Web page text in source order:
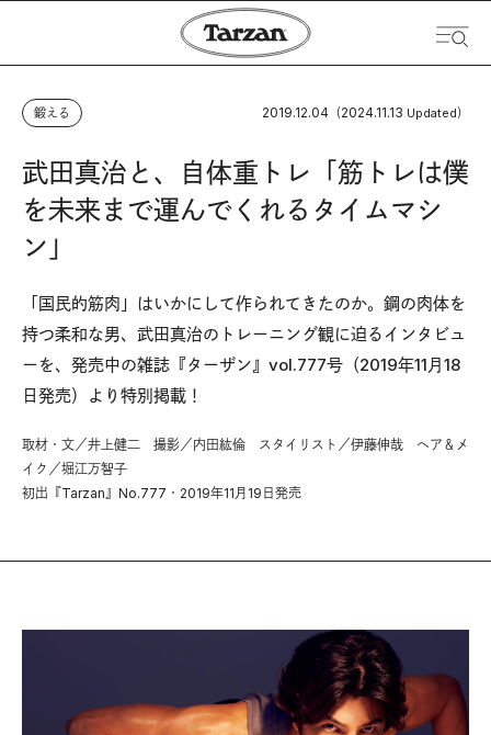
鍛える 2019.12.04 （2024.11.13 Updated）
武田真治と、自体重トレ「筋トレは僕
を未来まで運んでくれるタイムマシ
ン」
「国民的筋肉」はいかにして作られてきたのか。鋼の肉体を
持つ柔和な男、武田真治のトレーニング観に迫るインタビュ
ーを、発売中の雑誌『ターザン』vol.777号（2019年11月18
日発売）より特別掲載！
取材・文／井上健二 撮影／内田紘倫 スタイリスト／伊藤伸哉 ヘア＆メ
イク／堀江万智子
初出『Tarzan』No.777・2019年11月19日発売